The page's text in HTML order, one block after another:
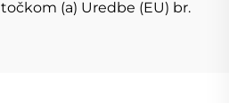
(a) Uredbe (EU) br.